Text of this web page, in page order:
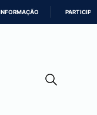
PARTICIPE